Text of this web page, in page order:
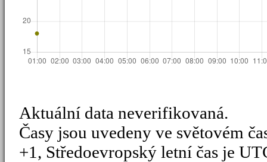
Aktuální data neverifikovaná.
Časy jsou uvedeny ve světovém
+1, Středoevropský letní čas je